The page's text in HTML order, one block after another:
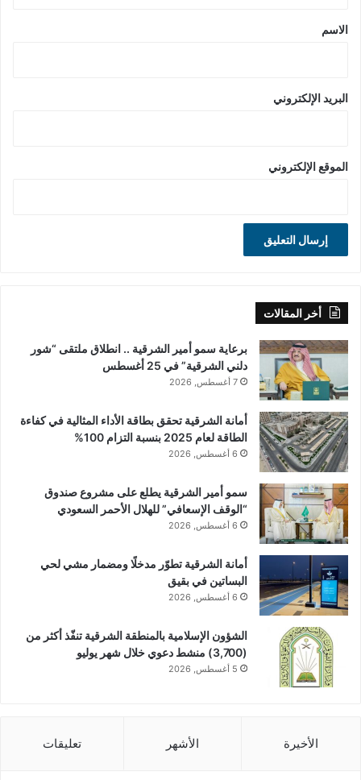
*
الاسم
البريد الإلكتروني
الموقع الإلكتروني
أخر المقالات
برعاية سمو أمير الشرقية .. انطلاق ملتقى “شور
دلني الشرقية” في 25 أغسطس
7 أغسطس, 2026
أمانة الشرقية تحقق بطاقة الأداء المثالية في كفاءة
الطاقة لعام 2025 بنسبة التزام 100%
6 أغسطس, 2026
سمو أمير الشرقية يطلع على مشروع صندوق
“الوقف الإسعافي” للهلال الأحمر السعودي
6 أغسطس, 2026
أمانة الشرقية تطوّر مدخلًا ومضمار مشي لحي
البساتين في بقيق
6 أغسطس, 2026
الشؤون الإسلامية بالمنطقة الشرقية تنفّذ أكثر من
(3,700) منشط دعوي خلال شهر يوليو
5 أغسطس, 2026
الأخيرة الأشهر تعليقات